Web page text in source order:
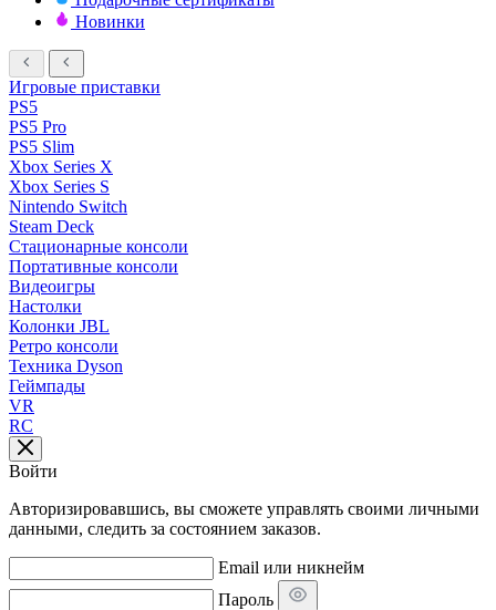
Новинки
Игровые приставки
PS5
PS5 Pro
PS5 Slim
Xbox Series X
Xbox Series S
Nintendo Switch
Steam Deck
Стационарные консоли
Портативные консоли
Видеоигры
Настолки
Колонки JBL
Ретро консоли
Техника Dyson
Геймпады
VR
RC
Войти
Авторизировавшись, вы сможете управлять своими личными
данными, следить за состоянием заказов.
Email или никнейм
Пароль